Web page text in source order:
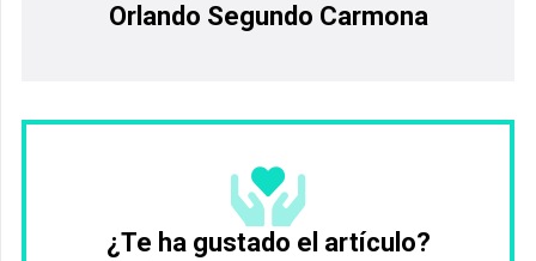
Orlando Segundo Carmona
¿Te ha gustado el artículo?